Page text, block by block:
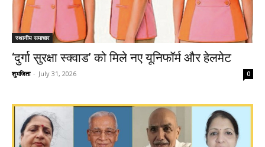
स्थानीय समाचार
‘दुर्गा सुरक्षा स्क्वाड’ को मिले नए यूनिफॉर्म और हेलमेट
शुभजिता - July 31, 2026 0